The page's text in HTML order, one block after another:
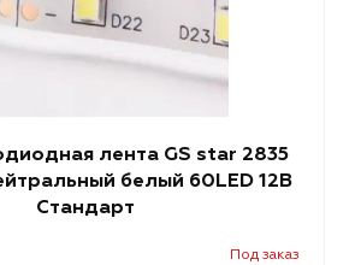
лента GS star 2835
белый 60LED 12В
Стандарт
Под заказ